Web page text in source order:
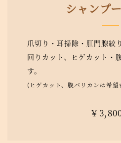
シャンプ
爪切り・耳掃除・肛門腺絞
回りカット、ヒゲカット・
す。
(ヒゲカット、腹バリカンは希望
￥